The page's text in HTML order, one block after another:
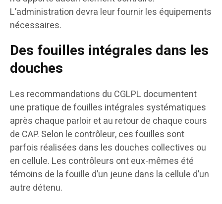
L’administration devra leur fournir les équipements
nécessaires.
Des fouilles intégrales dans les
douches
Les recommandations du CGLPL documentent
une pratique de fouilles intégrales systématiques
après chaque parloir et au retour de chaque cours
de CAP. Selon le contrôleur, ces fouilles sont
parfois réalisées dans les douches collectives ou
en cellule. Les contrôleurs ont eux-mêmes été
témoins de la fouille d’un jeune dans la cellule d’un
autre détenu.